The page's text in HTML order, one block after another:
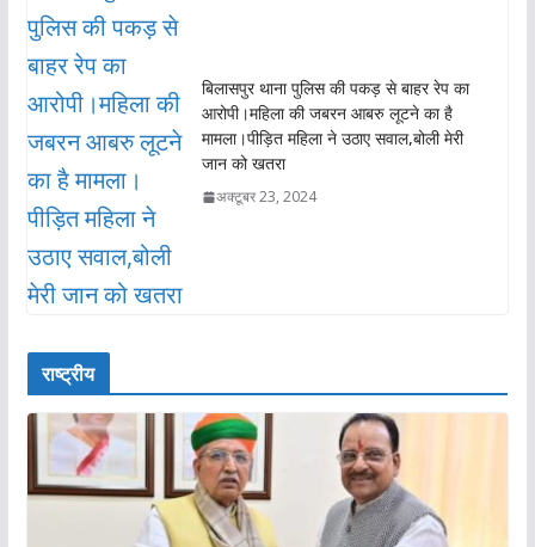
बिलासपुर थाना पुलिस की पकड़ से बाहर रेप का
आरोपी।महिला की जबरन आबरु लूटने का है
मामला।पीड़ित महिला ने उठाए सवाल,बोली मेरी
जान को खतरा
अक्टूबर 23, 2024
राष्ट्रीय